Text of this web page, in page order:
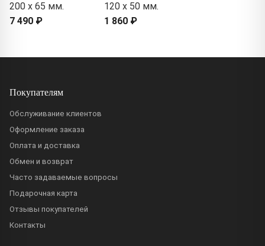
200 x 65 мм.
7 490 ₽
120 x 50 мм.
1 860 ₽
Покупателям
Обслуживание клиентов
Оформление заказа
Оплата и доставка
Обмен и возврат
Часто задаваемые вопросы
Подарочная карта
Отзывы покупателей
Контакты